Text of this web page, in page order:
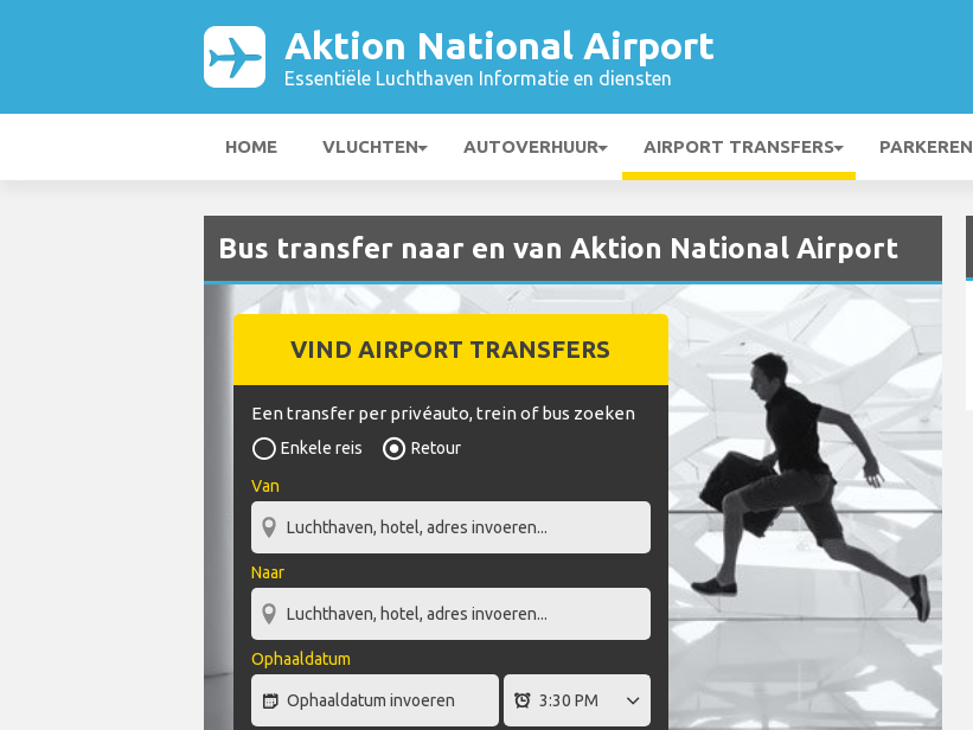
Aktion National Airport
Essentiële Luchthaven Informatie en diensten
HOME VLUCHTEN AUTOVERHUUR AIRPORT TRANSFERS PARKEREN
Bus transfer naar en van Aktion National Airport
VIND AIRPORT TRANSFERS
Een transfer per privéauto, trein of bus zoeken
Enkele reis
Retour
Van
Naar
Ophaaldatum